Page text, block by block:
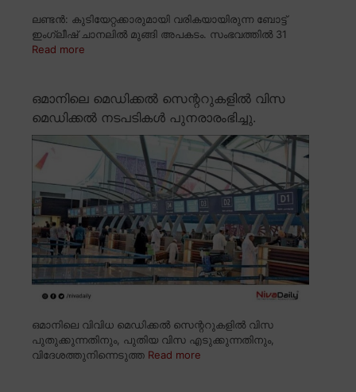
ലണ്ടൻ: കുടിയേറ്റക്കാരുമായി വരികയായിരുന്ന ബോട്ട്
ഇംഗ്ലീഷ് ചാനലിൽ മുങ്ങി അപകടം. സംഭവത്തിൽ 31
Read more
ഒമാനിലെ മെഡിക്കൽ സെന്ററുകളിൽ വിസ
മെഡിക്കൽ നടപടികൾ പുനരാരംഭിച്ചു.
ഒമാനിലെ വിവിധ മെഡിക്കൽ സെന്ററുകളിൽ വിസ
പുതുക്കുന്നതിനും, പുതിയ വിസ എടുക്കുന്നതിനും,
വിദേശത്തുനിന്നെടുത്ത Read more